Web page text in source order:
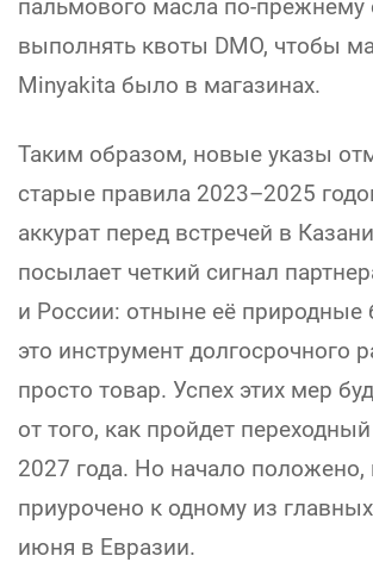
пальмового масла по-прежнему
выполнять квоты DMO, чтобы
Minyakita было в магазинах.
Таким образом, новые указы
старые правила 2023–2025
аккурат перед встречей в
посылает четкий сигнал
и России: отныне её природные
это инструмент долгосрочного
просто товар. Успех этих мер
от того, как пройдет
2027 года. Но начало положено,
приурочено к одному из
июня в Евразии.